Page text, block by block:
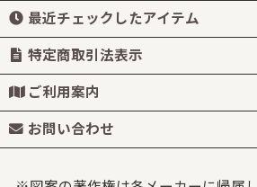
最近チェックしたアイテム
特定商取引法表示
ご利用案内
お問い合わせ